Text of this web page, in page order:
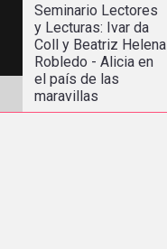
Seminario Lectores
y Lecturas: Ivar da
Coll y Beatriz Helena
Robledo - Alicia en
el país de las
maravillas